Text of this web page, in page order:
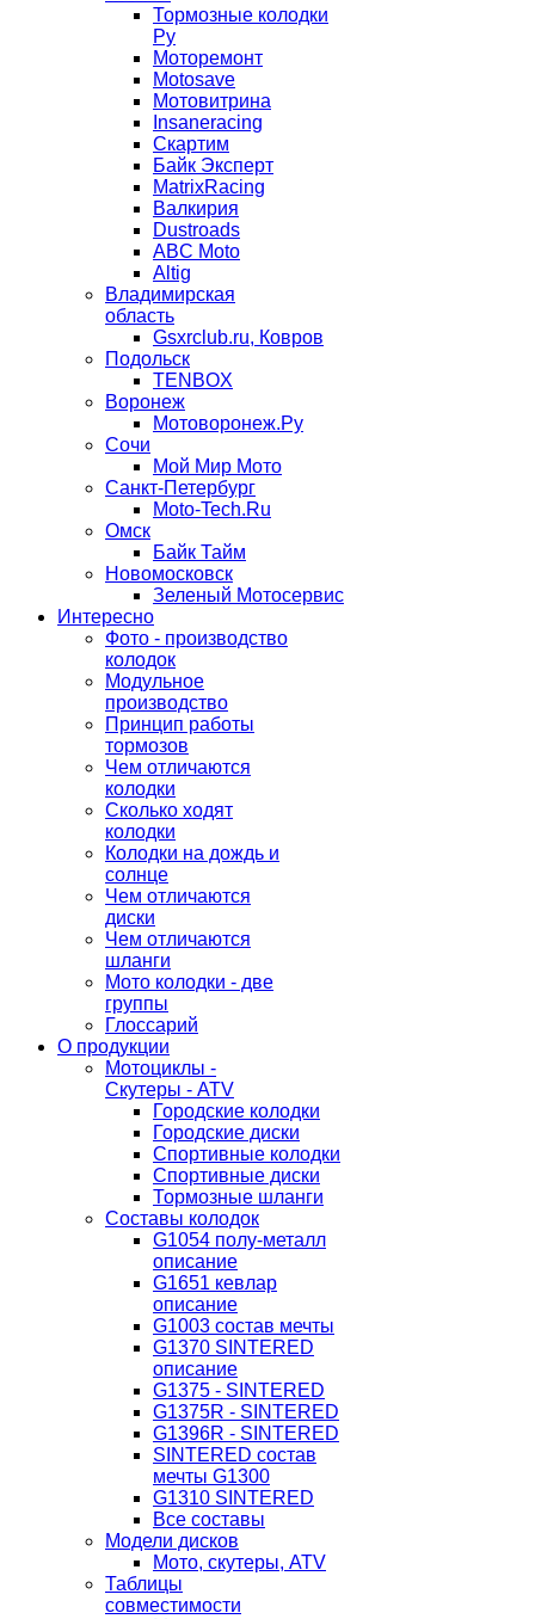
Тормозные колодки
Ру
Моторемонт
Motosave
Мотовитрина
Insaneracing
Скартим
Байк Эксперт
MatrixRacing
Валкирия
Dustroads
ABC Moto
Altig
Владимирская
область
Gsxrclub.ru, Ковров
Подольск
TENBOX
Воронеж
Мотоворонеж.Ру
Сочи
Мой Мир Мото
Санкт-Петербург
Moto-Tech.Ru
Омск
Байк Тайм
Новомосковск
Зеленый Мотосервис
Интересно
Фото - производство
колодок
Модульное
производство
Принцип работы
тормозов
Чем отличаются
колодки
Сколько ходят
колодки
Колодки на дождь и
солнце
Чем отличаются
диски
Чем отличаются
шланги
Мото колодки - две
группы
Глоссарий
О продукции
Мотоциклы -
Скутеры - ATV
Городские колодки
Городские диски
Спортивные колодки
Спортивные диски
Тормозные шланги
Составы колодок
G1054 полу-металл
описание
G1651 кевлар
описание
G1003 состав мечты
G1370 SINTERED
описание
G1375 - SINTERED
G1375R - SINTERED
G1396R - SINTERED
SINTERED состав
мечты G1300
G1310 SINTERED
Все составы
Модели дисков
Мото, скутеры, ATV
Таблицы
совместимости